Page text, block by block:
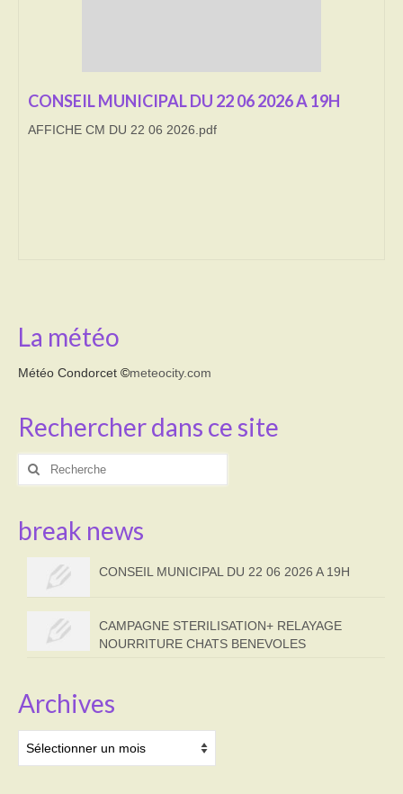
Culte
CONSEIL MUNICIPAL DU 22 06 2026 A 19H
AFFICHE CM DU 22 06 2026.pdf
La météo
Météo Condorcet ©meteocity.com
Rechercher dans ce site
Rechercher
break news
CONSEIL MUNICIPAL DU 22 06 2026 A 19H
CAMPAGNE STERILISATION+ RELAYAGE
NOURRITURE CHATS BENEVOLES
Archives